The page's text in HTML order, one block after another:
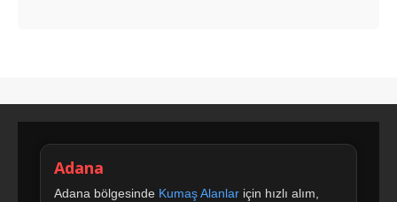
Adana
Adana bölgesinde Kumaş Alanlar için hızlı alım,